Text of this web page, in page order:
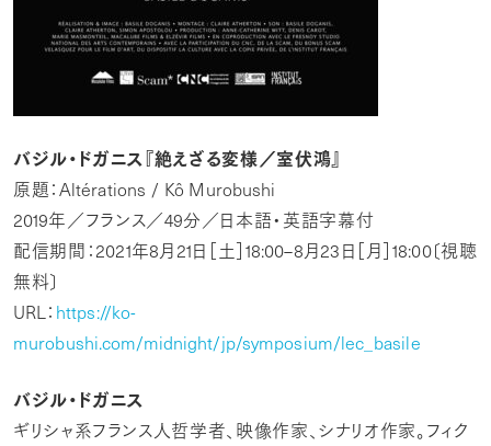
バジル・ドガニス『絶えざる変様／室伏鴻』
原題：Altérations / Kô Murobushi
2019年／フランス／49分／日本語・英語字幕付
配信期間：2021年8月21日［土］18:00–8月23日［月］18:00〔視聴
無料〕
URL： https://ko-
murobushi.com/midnight/jp/symposium/lec basile
バジル・ドガニス
ギリシャ系フランス人哲学者、映像作家、シナリオ作家。フィク